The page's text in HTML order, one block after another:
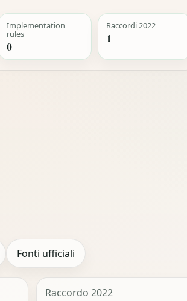
Implementation
rules
0
Raccordi 2022
1
Fonti ufficiali
Raccordo 2022